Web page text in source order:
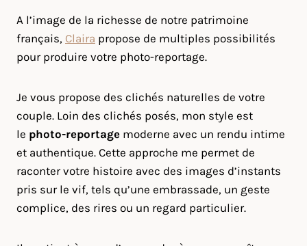
A l’image de la richesse de notre patrimoine
français, Claira propose de multiples possibilités
pour produire votre photo-reportage.
Je vous propose des clichés naturelles de votre
couple. Loin des clichés posés, mon style est
le photo-reportage moderne avec un rendu intime
et authentique. Cette approche me permet de
raconter votre histoire avec des images d’instants
pris sur le vif, tels qu’une embrassade, un geste
complice, des rires ou un regard particulier.